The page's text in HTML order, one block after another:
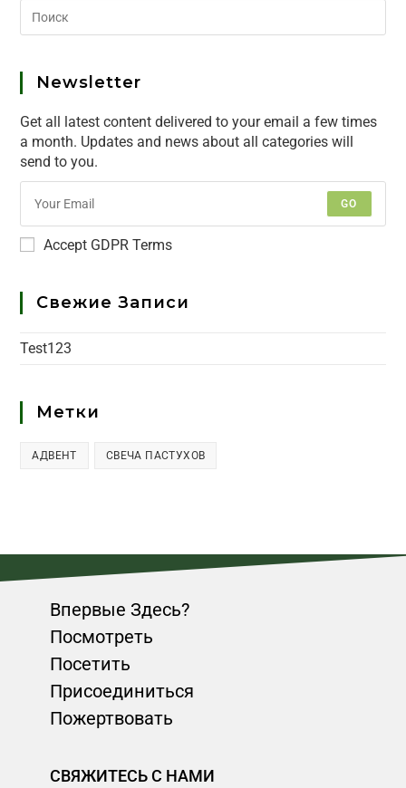
Newsletter
Get all latest content delivered to your email a few times
a month. Updates and news about all categories will
send to you.
GO
Accept GDPR Terms
Свежие Записи
Test123
Метки
АДВЕНТ СВЕЧА ПАСТУХОВ
Впервые Здесь?
Посмотреть
Посетить
Присоединиться
Пожертвовать
СВЯЖИТЕСЬ С НАМИ